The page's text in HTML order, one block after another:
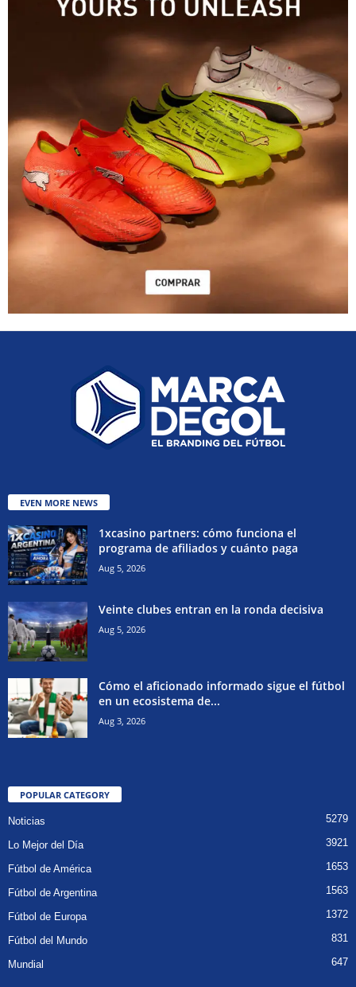
EVEN MORE NEWS
1xcasino partners: cómo funciona el
programa de afiliados y cuánto paga
Aug 5, 2026
Veinte clubes entran en la ronda decisiva
Aug 5, 2026
Cómo el aficionado informado sigue el fútbol
en un ecosistema de...
Aug 3, 2026
POPULAR CATEGORY
Noticias 5279
Lo Mejor del Día 3921
Fútbol de América 1653
Fútbol de Argentina 1563
Fútbol de Europa 1372
Fútbol del Mundo 831
Mundial 647